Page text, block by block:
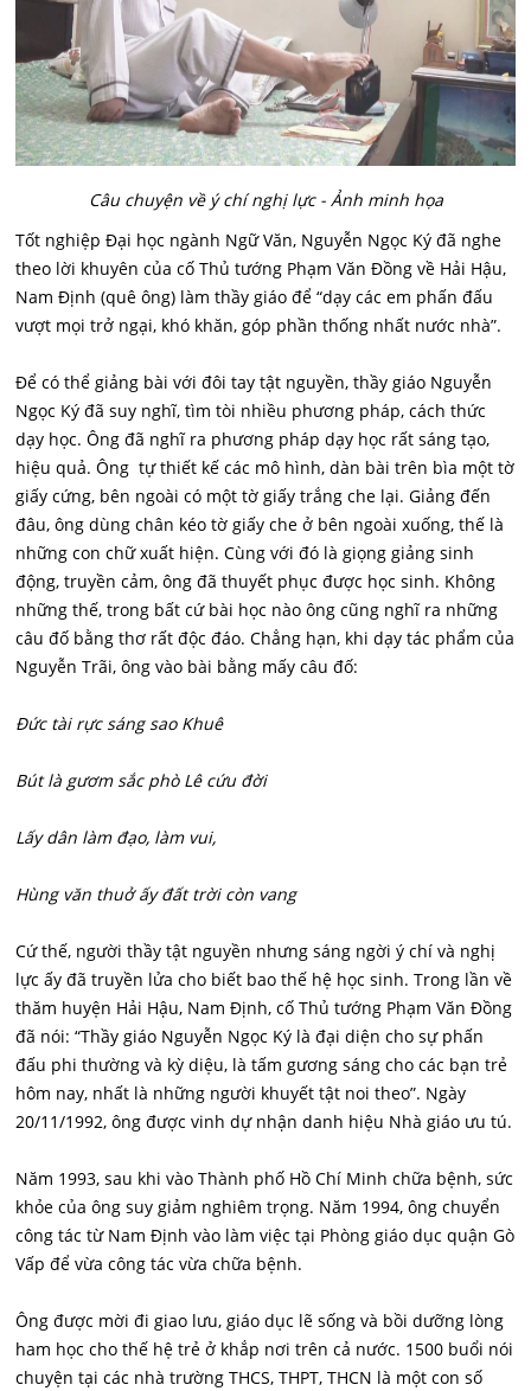
Câu chuyện về ý chí nghị lực - Ảnh minh họa
Tốt nghiệp Đại học ngành Ngữ Văn, Nguyễn Ngọc Ký đã nghe
theo lời khuyên của cố Thủ tướng Phạm Văn Đồng về Hải Hậu,
Nam Định (quê ông) làm thầy giáo để “dạy các em phấn đấu
vượt mọi trở ngại, khó khăn, góp phần thống nhất nước nhà”.
Để có thể giảng bài với đôi tay tật nguyền, thầy giáo Nguyễn
Ngọc Ký đã suy nghĩ, tìm tòi nhiều phương pháp, cách thức
dạy học. Ông đã nghĩ ra phương pháp dạy học rất sáng tạo,
hiệu quả. Ông tự thiết kế các mô hình, dàn bài trên bìa một tờ
giấy cứng, bên ngoài có một tờ giấy trắng che lại. Giảng đến
đâu, ông dùng chân kéo tờ giấy che ở bên ngoài xuống, thế là
những con chữ xuất hiện. Cùng với đó là giọng giảng sinh
động, truyền cảm, ông đã thuyết phục được học sinh. Không
những thế, trong bất cứ bài học nào ông cũng nghĩ ra những
câu đố bằng thơ rất độc đáo. Chẳng hạn, khi dạy tác phẩm của
Nguyễn Trãi, ông vào bài bằng mấy câu đố:
Đức tài rực sáng sao Khuê
Bút là gươm sắc phò Lê cứu đời
Lấy dân làm đạo, làm vui,
Hùng văn thuở ấy đất trời còn vang
Cứ thế, người thầy tật nguyền nhưng sáng ngời ý chí và nghị
lực ấy đã truyền lửa cho biết bao thế hệ học sinh. Trong lần về
thăm huyện Hải Hậu, Nam Định, cố Thủ tướng Phạm Văn Đồng
đã nói: “Thầy giáo Nguyễn Ngọc Ký là đại diện cho sự phấn
đấu phi thường và kỳ diệu, là tấm gương sáng cho các bạn trẻ
hôm nay, nhất là những người khuyết tật noi theo”. Ngày
20/11/1992, ông được vinh dự nhận danh hiệu Nhà giáo ưu tú.
Năm 1993, sau khi vào Thành phố Hồ Chí Minh chữa bệnh, sức
khỏe của ông suy giảm nghiêm trọng. Năm 1994, ông chuyển
công tác từ Nam Định vào làm việc tại Phòng giáo dục quận Gò
Vấp để vừa công tác vừa chữa bệnh.
Ông được mời đi giao lưu, giáo dục lẽ sống và bồi dưỡng lòng
ham học cho thế hệ trẻ ở khắp nơi trên cả nước. 1500 buổi nói
chuyện tại các nhà trường THCS, THPT, THCN là một con số